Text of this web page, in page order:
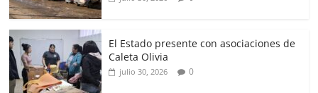
El Estado presente con asociaciones de
Caleta Olivia
julio 30, 2026 0